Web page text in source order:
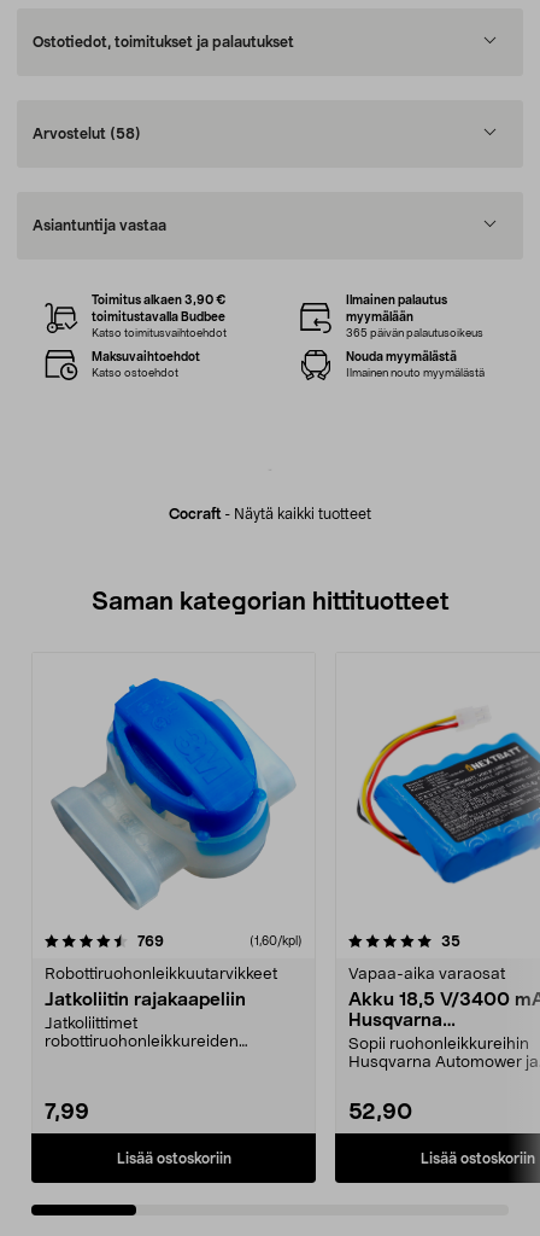
Ostotiedot, toimitukset ja palautukset
Arvostelut (58)
Asiantuntija vastaa
Cocraft - Näytä kaikki tuotteet
Toimitus alkaen 3,90 €
toimitustavalla Budbee
Katso toimitusvaihtoehdot
Ilmainen palautus
myymälään
365 päivän palautusoikeus
Maksuvaihtoehdot
Katso ostoehdot
Nouda myymälästä
Ilmainen nouto myymälästä
Saman kategorian hittituotteet
769arvostelut (1,60/kpl)
Robottiruohonleikkuutarvikkeet
Jatkoliitin rajakaapeliin
Jatkoliittimet
robottiruohonleikkureiden
7,99
Lisää ostoskoriin
5.0 viidestä
35arvostelut
Vapaa-aika varaosat
Akku 18,5 V/3400
Husqvarna
Automower/Gardena
Sopii ruohonleikkureihin
Husqvarna Automower ja
52,90
Lisää ostoskoriin
4.5 viidestä